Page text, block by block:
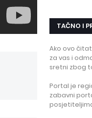
TAČNO I
Ako ovo
za vas i
sretni zbog
Portal je
zabavni